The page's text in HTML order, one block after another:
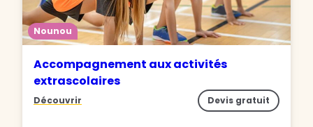
Nounou
Accompagnement aux activités
extrascolaires
Découvrir Devis gratuit